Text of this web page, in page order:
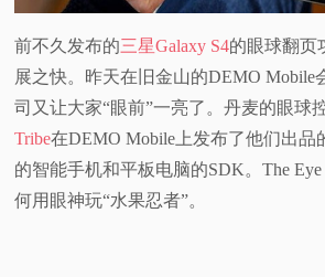
测
视
前不久发布的三星Galaxy S4的眼球翻页
展之快。昨天在旧金山的DEMO Mobile
司又让大家“眼前”一亮了。丹麦的眼球
Tribe在DEMO Mobile上发布了他们出品
的智能手机和平板电脑的SDK。The
何用眼神玩“水果忍者”。